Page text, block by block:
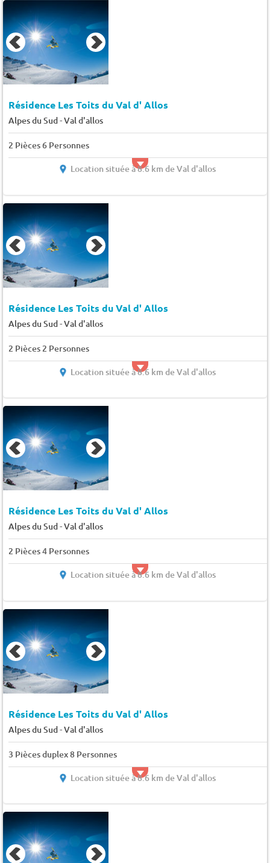
Résidence Les Toits du Val d' Allos
Alpes du Sud-Val d'allos
2 Pièces 6 Personnes
Location située à 8.6 km de Val d'allos
Résidence Les Toits du Val d' Allos
Alpes du Sud-Val d'allos
2 Pièces 2 Personnes
Location située à 8.6 km de Val d'allos
Résidence Les Toits du Val d' Allos
Alpes du Sud-Val d'allos
2 Pièces 4 Personnes
Location située à 8.6 km de Val d'allos
Résidence Les Toits du Val d' Allos
Alpes du Sud-Val d'allos
3 Pièces duplex 8 Personnes
Location située à 8.6 km de Val d'allos